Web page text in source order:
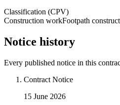
Classification (CPV)
Construction workFootpath
Notice history
Every published notice in this
Contract Notice
15 June 2026